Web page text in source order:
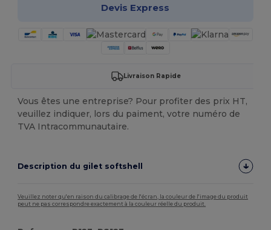
Devis Express
Livraison Rapide
Vous êtes une entreprise? Pour profiter des prix HT,
veuillez indiquer, lors du paiment, votre numéro de
TVA Intracommunautaire.
Description du gilet softshell
Veuillez noter qu'en raison du calibrage de l'écran, la couleur de l'image du produit
peut ne pas correspondre exactement à la couleur réelle du produit.